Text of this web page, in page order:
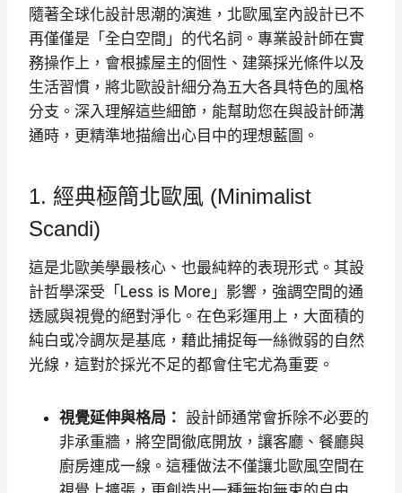
隨著全球化設計思潮的演進，北歐風室內設計已不
再僅僅是「全白空間」的代名詞。專業設計師在實
務操作上，會根據屋主的個性、建築採光條件以及
生活習慣，將北歐設計細分為五大各具特色的風格
分支。深入理解這些細節，能幫助您在與設計師溝
通時，更精準地描繪出心目中的理想藍圖。
1. 經典極簡北歐風 (Minimalist
Scandi)
這是北歐美學最核心、也最純粹的表現形式。其設
計哲學深受「Less is More」影響，強調空間的通
透感與視覺的絕對淨化。在色彩運用上，大面積的
純白或冷調灰是基底，藉此捕捉每一絲微弱的自然
光線，這對於採光不足的都會住宅尤為重要。
視覺延伸與格局： 設計師通常會拆除不必要的
非承重牆，將空間徹底開放，讓客廳、餐廳與
廚房連成一線。這種做法不僅讓北歐風空間在